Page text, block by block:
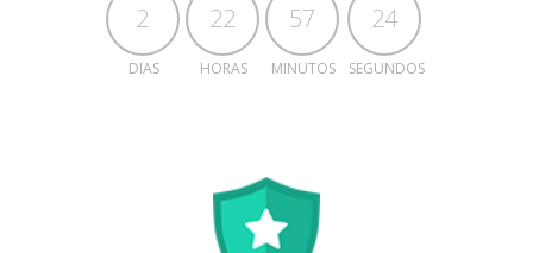
2
DIAS
22
HORAS
57
MINUTOS
23
SEGUNDOS